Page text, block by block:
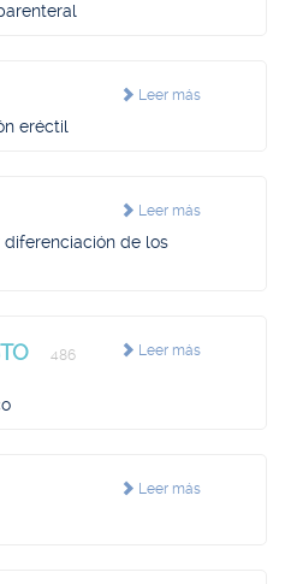
Leer más
eréctil
Leer más
de los
Leer más
486
Leer más